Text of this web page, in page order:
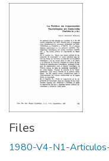
Files
1980-V4-N1-